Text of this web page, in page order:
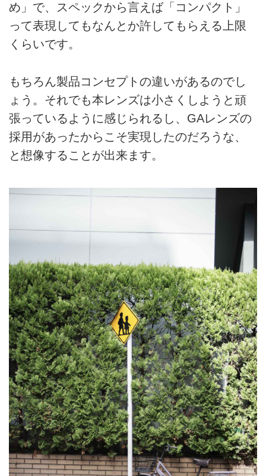
め」で、スペックから言えば「コンパクト」
って表現してもなんとか許してもらえる上限
くらいです。
もちろん製品コンセプトの違いがあるのでし
ょう。それでも本レンズは小さくしようと頑
張っているように感じられるし、GAレンズの
採用があったからこそ実現したのだろうな、
と想像することが出来ます。